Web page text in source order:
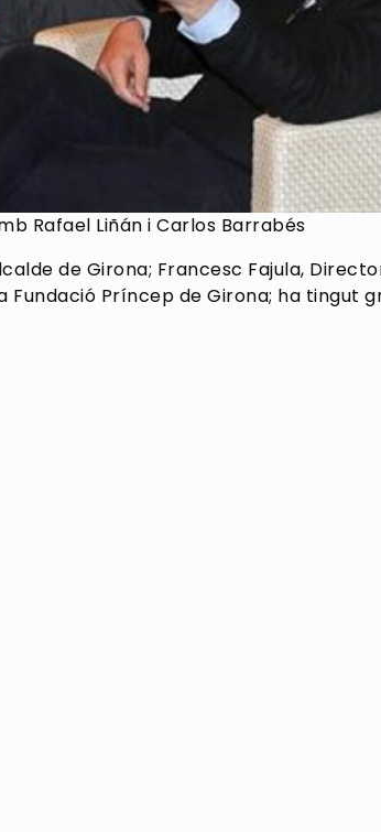
Rafael Liñán i Carlos Barrabés
de Girona; Francesc Fajula,
Fundació Príncep de Girona; ha tingut